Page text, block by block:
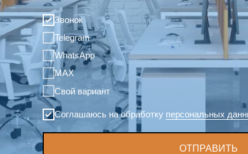
Звонок
Telegram
WhatsApp
MAX
Свой вариант
Соглашаюсь на обработку персональных
ОТПРАВИТЬ